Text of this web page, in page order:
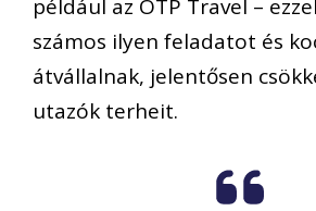
például az OTP Travel –
számos ilyen feladatot és
átvállalnak, jelentősen
utazók terheit.